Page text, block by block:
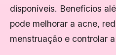
disponíveis. Benefícios
pode melhorar a acne,
menstruação e controlar